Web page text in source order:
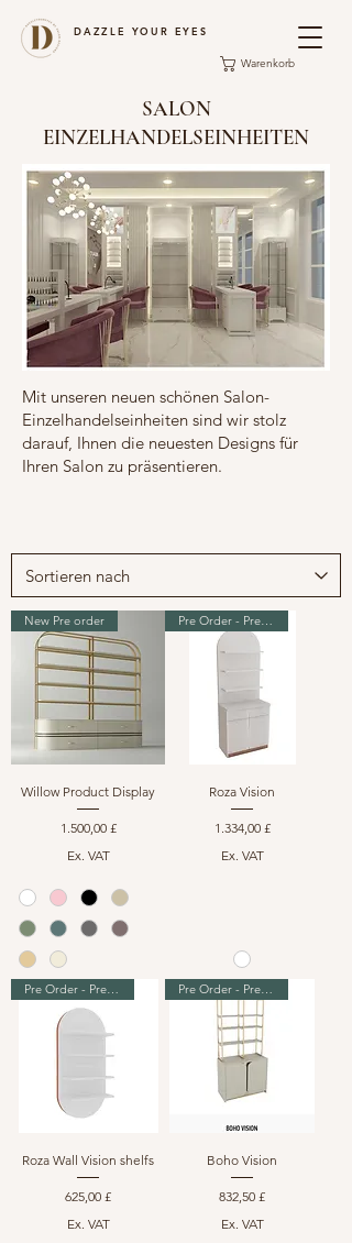
DAZZLE YOUR EYES
Warenkorb
SALON
EINZELHANDELSEINHEITEN
Mit unseren neuen schönen Salon-
Einzelhandelseinheiten sind wir stolz
darauf, Ihnen die neuesten Designs für
Ihren Salon zu präsentieren.
New Pre order
Willow Product Display
Preis
1.500,00 £
Ex. VAT
Pre Order - Premium Range
Roza Vision
Preis
1.334,00 £
Ex. VAT
Pre Order - Premium Range
Roza Wall Vision shelfs
Preis
625,00 £
Ex. VAT
Pre Order - Premium Range
Boho Vision
Preis
832,50 £
Ex. VAT